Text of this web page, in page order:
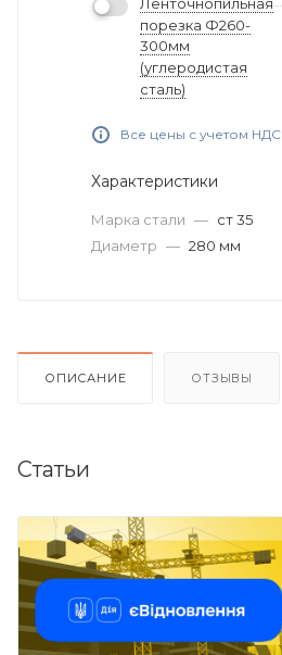
Ленточнопильная
порезка Ф260-
300мм
(углеродистая
сталь)
Все цены с учетом НДС
Характеристики
Марка стали — ст 35
Диаметр — 280 мм
ОПИСАНИЕ ОТЗЫВЫ
Статьи